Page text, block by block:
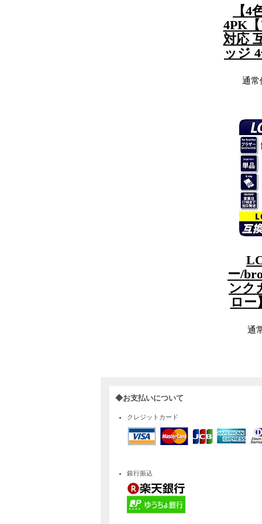
【4
4PK
対応
ッジ
通常
ー/
ンク
ロー
通